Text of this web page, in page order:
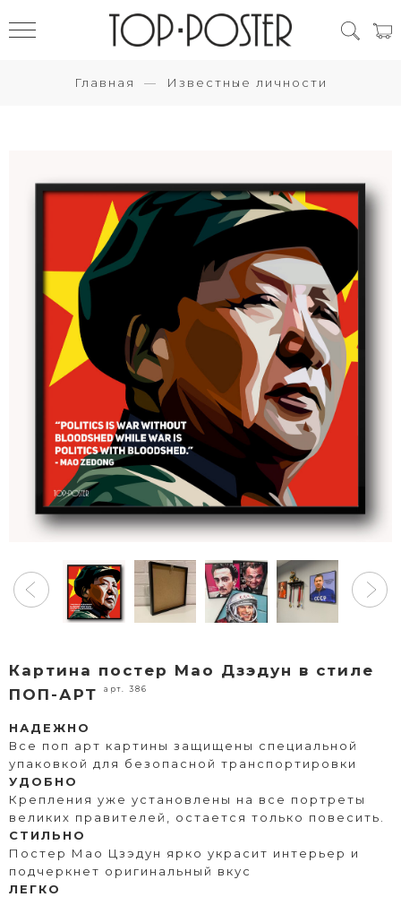
Главная Известные личности
Картина постер Мао Дзэдун в стиле
ПОП-АРТ
арт. 386
НАДЕЖНО
Все поп арт картины защищены специальной
упаковкой для безопасной транспортировки
УДОБНО
Крепления уже установлены на все портреты
великих правителей, остается только повесить.
СТИЛЬНО
Постер Мао Цзэдун ярко украсит интерьер и
подчеркнет оригинальный вкус
ЛЕГКО